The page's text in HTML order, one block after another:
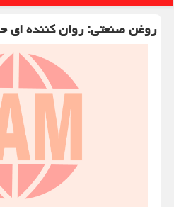
روغن صنعتی: روان کننده ای